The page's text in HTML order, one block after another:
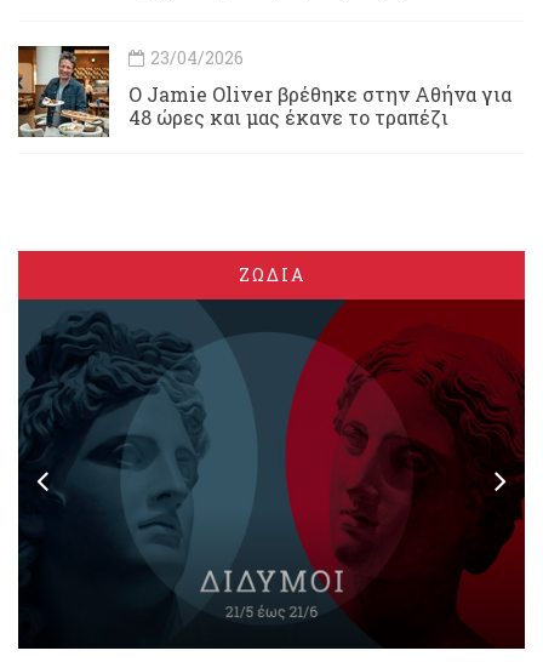
23/04/2026
Ο Jamie Oliver βρέθηκε στην Αθήνα για
48 ώρες και μας έκανε το τραπέζι
ΖΩΔΙΑ